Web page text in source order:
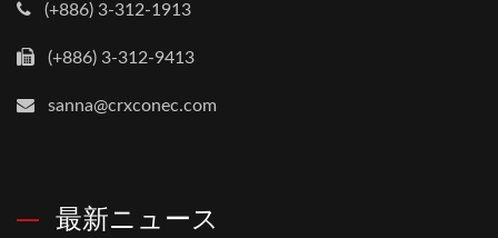
(+886) 3-312-1913
(+886) 3-312-9413
sanna@crxconec.com
最新ニュース